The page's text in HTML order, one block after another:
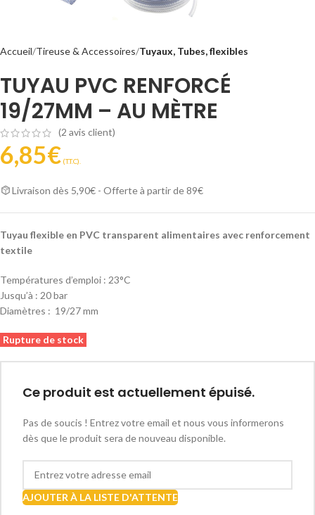
Accueil Tireuse & Accessoires Tuyaux, Tubes, flexibles
TUYAU PVC RENFORCÉ
19/27MM – AU MÈTRE
(2 avis client)
6,85€ (T.T.C).
Livraison dès 5,90€ - Offerte à partir de 89€
Tuyau flexible en PVC transparent alimentaires avec renforcement
textile
Températures d’emploi : 23°C
Jusqu’à : 20 bar
Diamètres : 19/27 mm
Rupture de stock
Ce produit est actuellement épuisé.
Pas de soucis ! Entrez votre email et nous vous informerons
dès que le produit sera de nouveau disponible.
AJOUTER À LA LISTE D'ATTENTE